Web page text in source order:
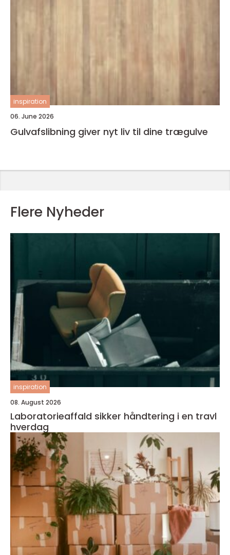
inspiration
06. June 2026
Gulvafslibning giver nyt liv til dine trægulve
Flere Nyheder
inspiration
08. August 2026
Laboratorieaffald sikker håndtering i en travl
hverdag